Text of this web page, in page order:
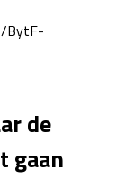
BytF-
de
gaan